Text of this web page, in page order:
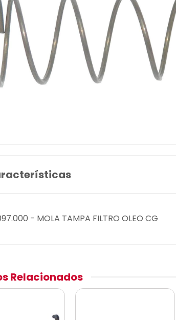
- MOLA TAMPA FILTRO OLEO CG
Relacionados